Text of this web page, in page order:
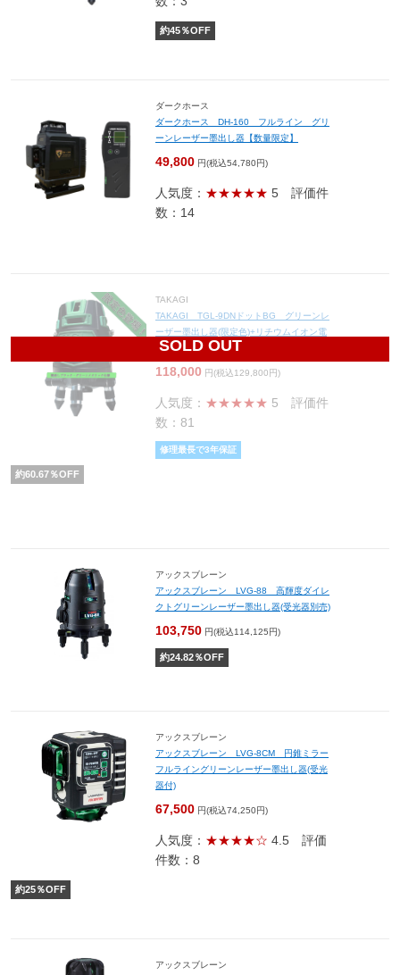
約45％OFF
ダークホース
ダークホース DH-160 フルライン グリ
ーンレーザー墨出し器【数量限定】
49,800 円(税込54,780円)
人気度： ★★★★★ 5 評価件
数：14
SOLD OUT
TAKAGI
TAKAGI TGL-9DNドットBG グリーンレ
ーザー墨出し器(限定色)+リチウムイオン電
池HT-441(1個)&USBタップSSS-01B付
118,000 円(税込129,800円)
人気度： ★★★★★ 5 評価件
数：81
修理最長で3年保証
約60.67％OFF
アックスブレーン
アックスブレーン LVG-88 高輝度ダイレ
クトグリーンレーザー墨出し器(受光器別売)
103,750 円(税込114,125円)
約24.82％OFF
アックスブレーン
アックスブレーン LVG-8CM 円錐ミラー
フルライングリーンレーザー墨出し器(受光
器付)
67,500 円(税込74,250円)
人気度： ★★★★☆ 4.5 評価
件数：8
約25％OFF
アックスブレーン